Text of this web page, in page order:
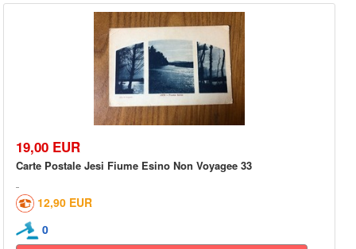
19,00 EUR
Carte Postale Jesi Fiume Esino Non Voyagee 33
12,90 EUR
0